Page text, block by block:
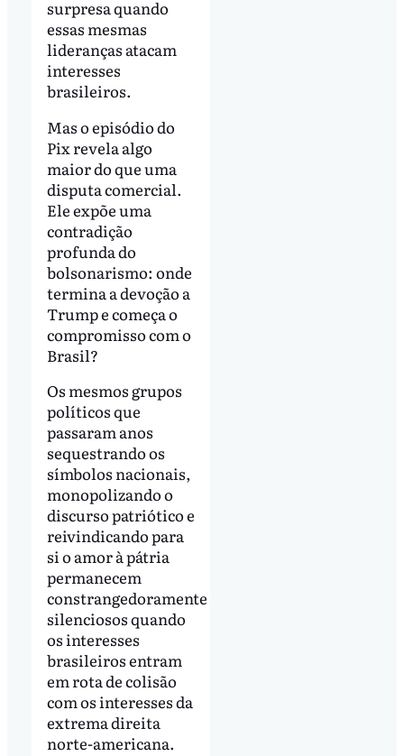
surpresa quando
essas mesmas
lideranças atacam
interesses
brasileiros.
Mas o episódio do
Pix revela algo
maior do que uma
disputa comercial.
Ele expõe uma
contradição
profunda do
bolsonarismo: onde
termina a devoção a
Trump e começa o
compromisso com o
Brasil?
Os mesmos grupos
políticos que
passaram anos
sequestrando os
símbolos nacionais,
monopolizando o
discurso patriótico e
reivindicando para
si o amor à pátria
permanecem
constrangedoramente
silenciosos quando
os interesses
brasileiros entram
em rota de colisão
com os interesses da
extrema direita
norte-americana.